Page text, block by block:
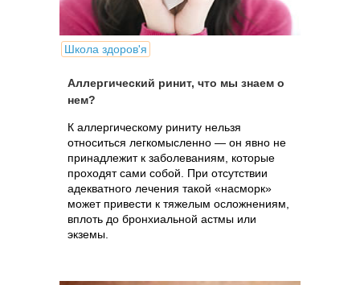
Школа здоров'я
Аллергический ринит, что мы знаем о
нем?
К аллергическому риниту нельзя
относиться легкомысленно — он явно не
принадлежит к заболеваниям, которые
проходят сами собой. При отсутствии
адекватного лечения такой «насморк»
может привести к тяжелым осложнениям,
вплоть до бронхиальной астмы или
экземы.